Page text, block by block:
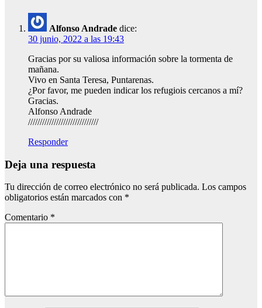
Alfonso Andrade dice:
30 junio, 2022 a las 19:43
Gracias por su valiosa información sobre la tormenta de
mañana.
Vivo en Santa Teresa, Puntarenas.
¿Por favor, me pueden indicar los refugiois cercanos a mí?
Gracias.
Alfonso Andrade
//////////////////////////////
Responder
Deja una respuesta
Tu dirección de correo electrónico no será publicada. Los campos
obligatorios están marcados con *
Comentario *